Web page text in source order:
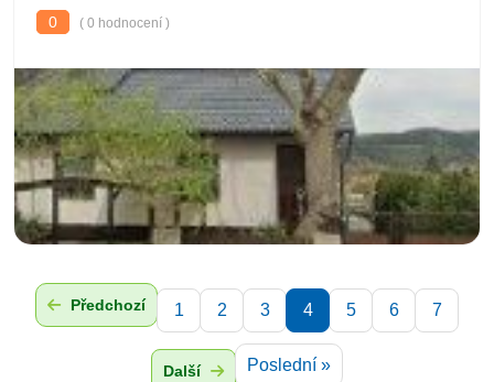
0
( 0 hodnocení )
Předchozí 1 2 3 4 5 6 7
Další Poslední »